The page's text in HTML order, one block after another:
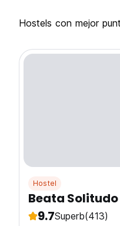
hostels con mejor
Hostel
Beata Solitudo
9.7Superb(413)